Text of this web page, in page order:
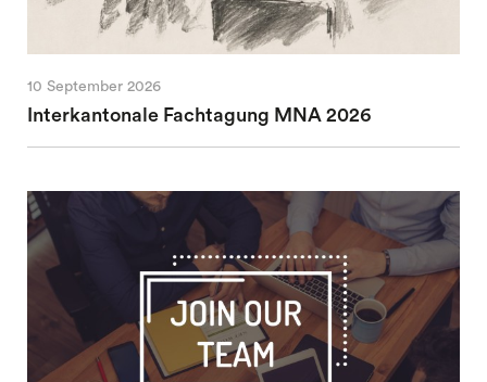
10 September 2026
Interkantonale Fachtagung MNA 2026